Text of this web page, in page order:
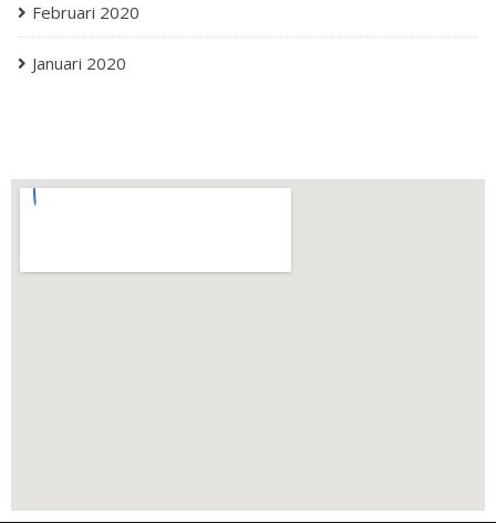
Februari 2020
Januari 2020